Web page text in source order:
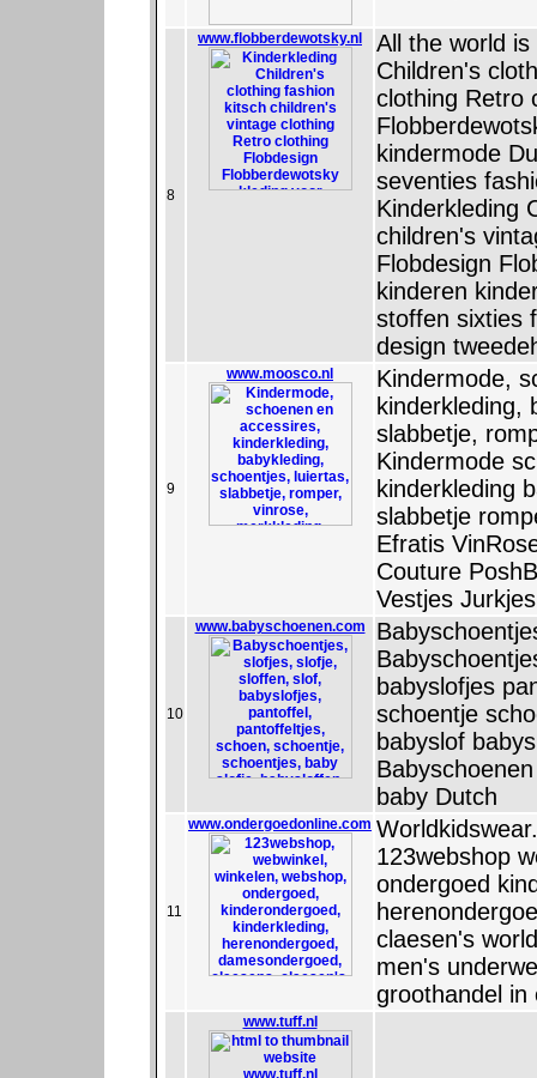
8
www.flobberdewotsky.nl
All the world
Children's
clothing Retro
kindermode
seventies
Kinderkleding
children's
Flobdesign
kinderen
stoffen sixties
design
9
www.moosco.nl
Kindermode,
kinderkleding,
slabbetje,
Kindermode
kinderkleding
slabbetje
Efratis
Couture
Vestjes
10
www.babyschoenen.com
babyslofjes
schoentje
babyslof
baby Dutch
11
www.ondergoedonline.com
123webshop
ondergoed
claesen's
men's
groothandel in
www.tuff.nl